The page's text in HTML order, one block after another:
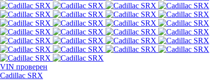
VIN проверен
Cadillac SRX